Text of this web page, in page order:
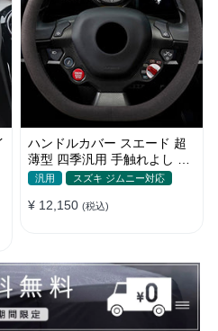
ハンドルカバー スエード 超
薄型 四季汎用 手触れよし 高
級感 軽自動車 普通車 O/D型
汎用 スズキ ジムニー対応
¥ 12,150 (税込)